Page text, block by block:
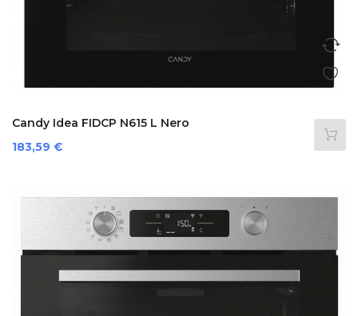
Candy Idea FIDCP N615 L Nero
Prezzo
183,59 €